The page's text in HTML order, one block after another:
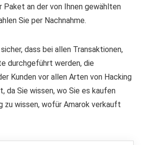
Paket an der von Ihnen gewählten
Sie per Nachnahme.
dass bei allen Transaktionen,
durchgeführt werden, die
Kunden vor allen Arten von Hacking
da Sie wissen, wo Sie es kaufen
zu wissen, wofür Amarok verkauft